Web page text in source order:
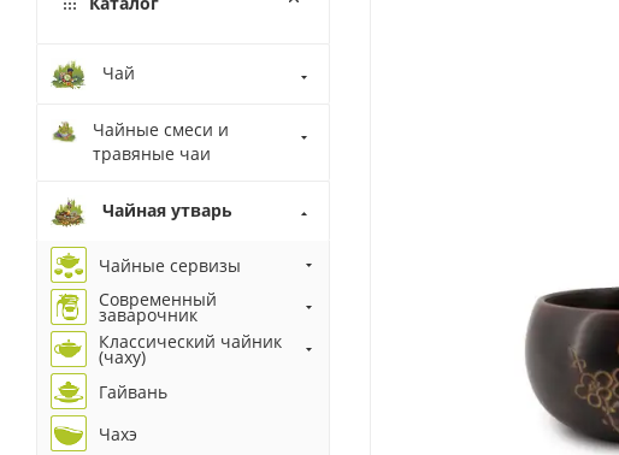
Чай
Чайные смеси и
травяные чаи
Чайная утварь
Чайные сервизы
Современный
заварочник
Классический чайник
(чаху)
Гайвань
Чахэ